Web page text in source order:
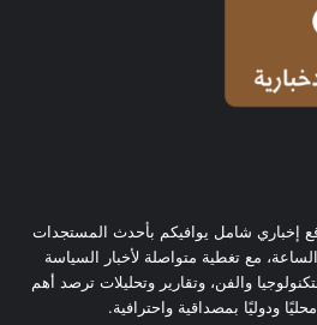
إخباري شامل يوافيكم بأحدث المستجدات
مع تغطية متواصلة لأخبار السياسة
والفن، وتقارير وتحليلات ترصد أهم
ودوليًا بمصداقية واحترافية.